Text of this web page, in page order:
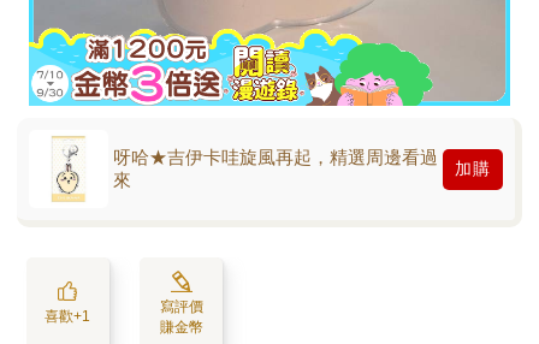
呀哈★吉伊卡哇旋風再起，精選周邊看過
來
加購
喜歡+1
寫評價
賺金幣